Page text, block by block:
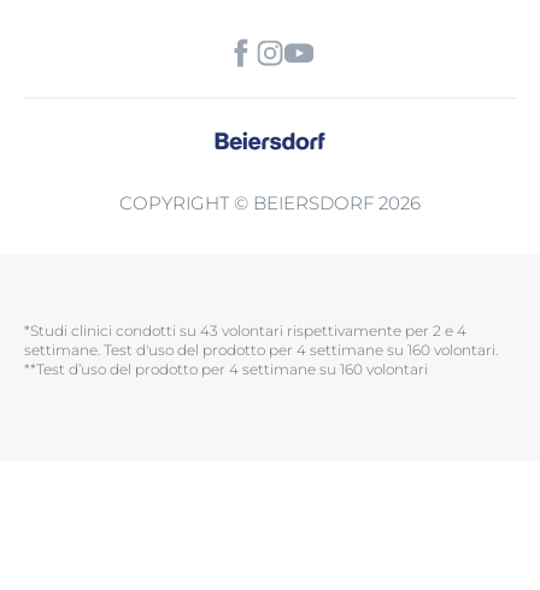
COPYRIGHT © BEIERSDORF 2026
*Studi clinici condotti su 43 volontari rispettivamente per 2 e 4
settimane. Test d'uso del prodotto per 4 settimane su 160 volontari.​